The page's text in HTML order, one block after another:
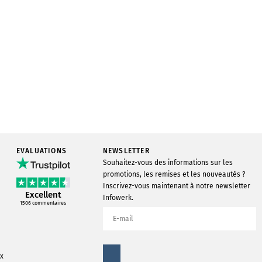
EVALUATIONS
Excellent
1506 commentaires
NEWSLETTER
Souhaitez-vous des informations sur les
promotions, les remises et les nouveautés ?
Inscrivez-vous maintenant à notre newsletter
Infowerk.